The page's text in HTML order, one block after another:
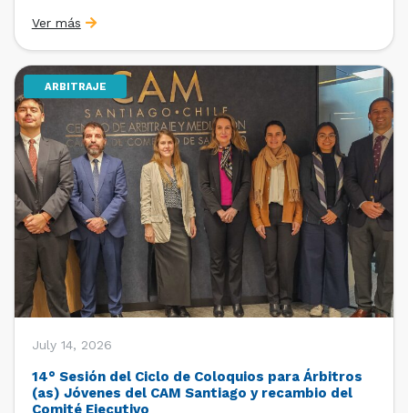
Internacionales con el apoyo de la Dirección Ejecutiva
y la Subdirección Ejecutiva y de Asuntos
Internacionales, tras […]
Ver más
ARBITRAJE
July 14, 2026
14° Sesión del Ciclo de Coloquios para Árbitros
(as) Jóvenes del CAM Santiago y recambio del
Comité Ejecutivo